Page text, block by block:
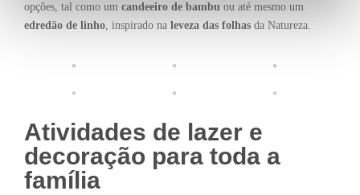
opções, tal como um candeeiro de bambu ou até mesmo um
edredão de linho, inspirado na leveza das folhas da Natureza.
Atividades de lazer e
decoração para toda a
família